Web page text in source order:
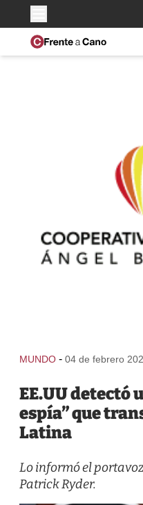
MUNDO - 04 de febrero
EE.UU detectó
espía” que
Latina
Lo informó el
Patrick Ryder.